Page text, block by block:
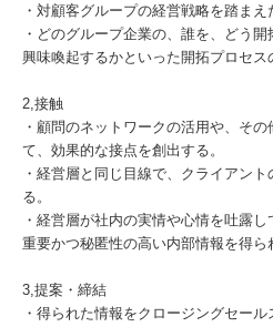
・対顧客グループの経営戦略を踏まえ
・どのグループ企業の、誰を、どう
興味喚起するかといった開拓プロセス
2,接触
・顧問のネットワークの活用や、そ
て、効果的な接点を創出する。
・経営層と同じ目線で、クライアン
る。
・経営層が社内の実情や心情を吐露し
重要かつ秘匿性の高い内部情報を得ら
3,提案・締結
・得られた情報をクロージングセー